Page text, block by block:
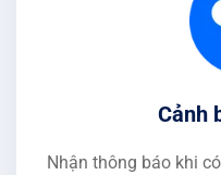
Cảnh
Nhận thông báo khi